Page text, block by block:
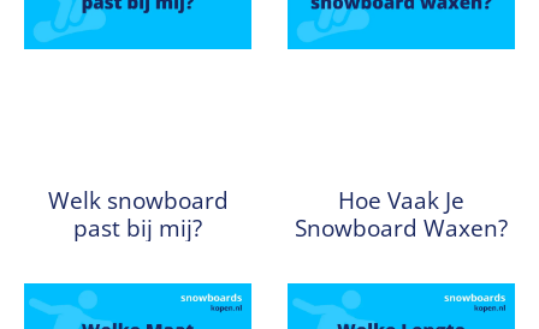
Welk snowboard
past bij mij?
Hoe Vaak Je
Snowboard Waxen?